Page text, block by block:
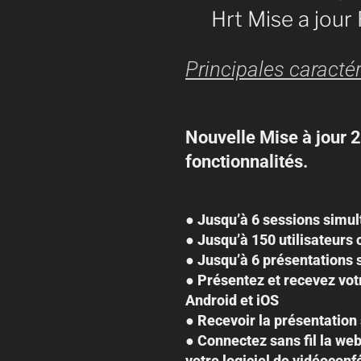
Hrt Mise a jour
Principales
Nouvelle Mise à jour
fonctionnalités.
● Jusqu’à 6 sessions
● Jusqu’à 150 utilisateurs
● Jusqu’à 6 présentations
● Présentez et recevez
Android et iOS
● Recevoir la
● Connectez sans fil la